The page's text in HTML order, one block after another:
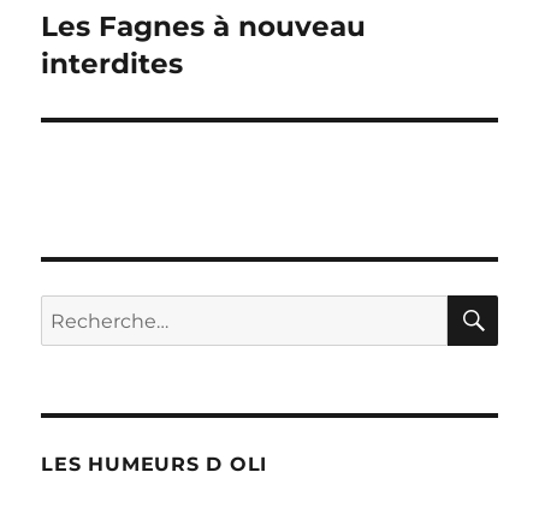
Publication
suivante :
Les Fagnes à nouveau
interdites
Recherche
pour :
LES HUMEURS D OLI